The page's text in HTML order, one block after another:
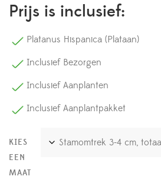
Prijs is inclusief:
Platanus Hispanica (Plataan)
Inclusief Bezorgen
Inclusief Aanplanten
Inclusief Aanplantpakket
KIES
EEN
MAAT